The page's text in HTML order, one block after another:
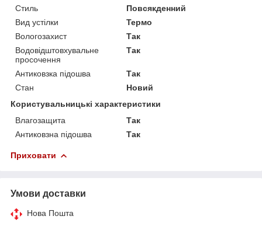
Стиль
Повсякденний
Вид устілки
Термо
Вологозахист
Так
Водовідштовхувальне
просочення
Так
Антиковзка підошва
Так
Стан
Новий
Користувальницькі характеристики
Влагозащита
Так
Антиковзна підошва
Так
Приховати
Умови доставки
Нова Пошта